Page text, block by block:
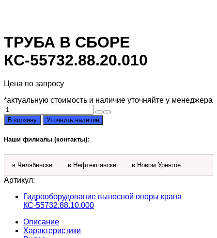
ТРУБА В СБОРЕ
КС-55732.88.20.010
Цена по запросу
*актуальную стоимость и наличие уточняйте у менеджера
Количество
товара
Труба
в
сборе
КС-55732.88.20.010
В корзину Уточнить наличие
Наши филиалы (контакты):
в Челябинске в Нефтеюганске в Новом Уренгое
Артикул:
Гидрооборудование выносной опоры крана
КС-55732.88.10.000
Описание
Характеристики